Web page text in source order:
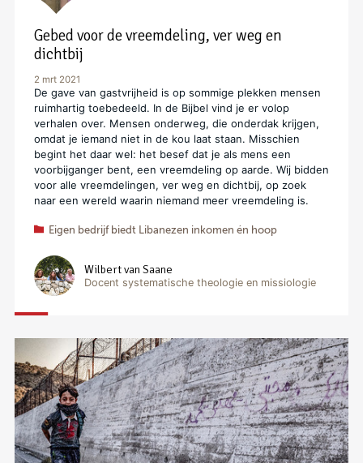
Gebed voor de vreemdeling, ver weg en
dichtbij
2 mrt 2021
De gave van gastvrijheid is op sommige plekken mensen
ruimhartig toebedeeld. In de Bijbel vind je er volop
verhalen over. Mensen onderweg, die onderdak krijgen,
omdat je iemand niet in de kou laat staan. Misschien
begint het daar wel: het besef dat je als mens een
voorbijganger bent, een vreemdeling op aarde. Wij bidden
voor alle vreemdelingen, ver weg en dichtbij, op zoek
naar een wereld waarin niemand meer vreemdeling is.
Eigen bedrijf biedt Libanezen inkomen én hoop
Wilbert van Saane
Docent systematische theologie en missiologie